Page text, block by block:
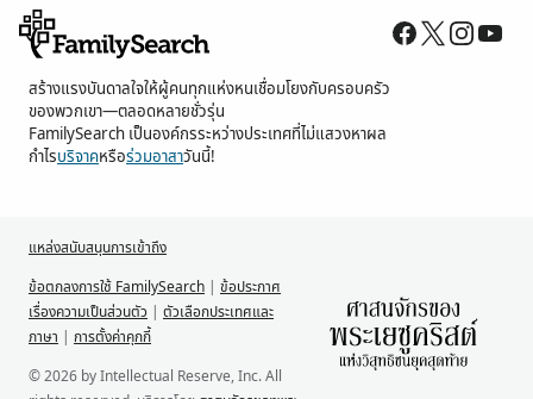
สร้างแรงบันดาลใจให้ผู้คนทุกแห่งหนเชื่อมโยงกับครอบครัว
ของพวกเขา—ตลอดหลายชั่วรุ่น
FamilySearch เป็นองค์กรระหว่างประเทศที่ไม่แสวงหาผล
กำไรบริจาคหรือร่วมอาสาวันนี้!
แหล่งสนับสนุนการเข้าถึง
ข้อตกลงการใช้ FamilySearch | ข้อประกาศ
เรื่องความเป็นส่วนตัว | ตัวเลือกประเทศและ
ภาษา | การตั้งค่าคุกกี้
© 2026 by Intellectual Reserve, Inc. All